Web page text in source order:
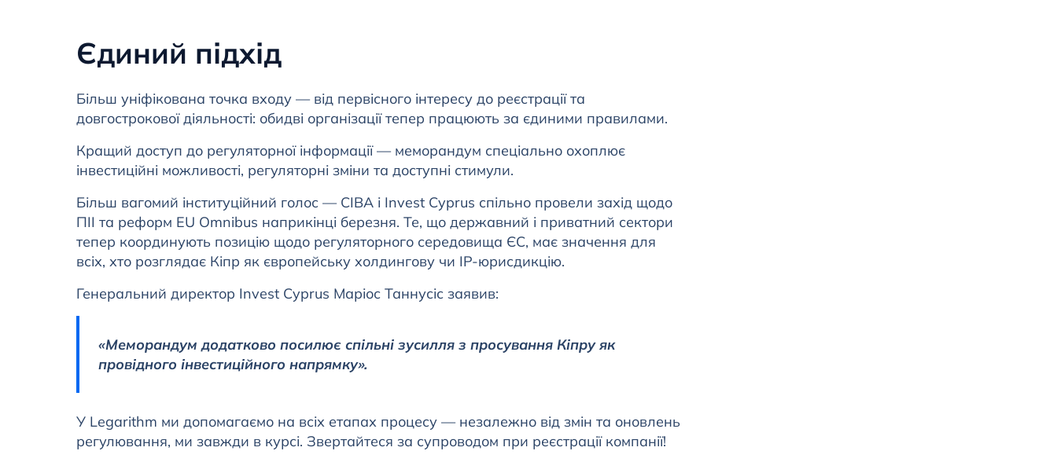
Єдиний підхід
Більш уніфікована точка входу — від первісного інтересу до реєстрації та
довгострокової діяльності: обидві організації тепер працюють за єдиними правилами.
Кращий доступ до регуляторної інформації — меморандум спеціально охоплює
інвестиційні можливості, регуляторні зміни та доступні стимули.
Більш вагомий інституційний голос — CIBA і Invest Cyprus спільно провели захід щодо
ПІІ та реформ EU Omnibus наприкінці березня. Те, що державний і приватний сектори
тепер координують позицію щодо регуляторного середовища ЄС, має значення для
всіх, хто розглядає Кіпр як європейську холдингову чи IP-юрисдикцію.
Генеральний директор Invest Cyprus Маріос Таннусіс заявив:
«Меморандум додатково посилює спільні зусилля з просування Кіпру як
провідного інвестиційного напрямку».
У Legarithm ми допомагаємо на всіх етапах процесу — незалежно від змін та оновлень
регулювання, ми завжди в курсі. Звертайтеся за супроводом при реєстрації компанії!